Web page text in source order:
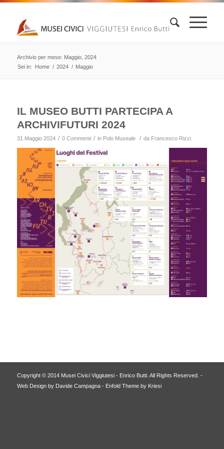
Archivio per mese: Maggio, 2024
Sei in:
Home / 2024 / Maggio
IL MUSEO BUTTI PARTECIPA A
ARCHIVIFUTURI 2024
31 Maggio 2024 / 0 Commenti / in Polo Museale / da Francesco Rizzi
Copyright © 2014 Musei Civici Viggiutesi - Enrico Butti. All Rights Reserved. -
Web Design by Davide Campagna- Enfold Theme by Kriesi